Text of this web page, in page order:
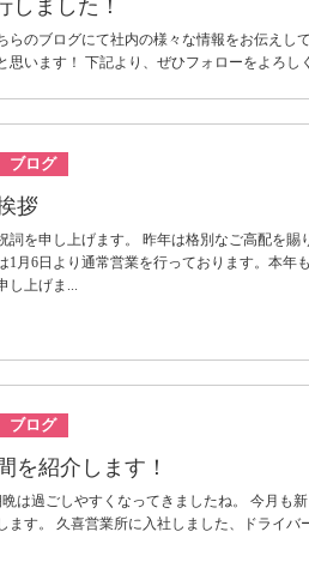
しました！
らのブログにて社内の様々な情報をお伝えし
思います！ 下記より、ぜひフォローをよろし
ブログ
拶
詞を申し上げます。 昨年は格別なご高配を賜
1月6日より通常営業を行っております。本年
し上げま...
ブログ
を紹介します！
は過ごしやすくなってきましたね。 今月も
ます。 久喜営業所に入社しました、ドライバ